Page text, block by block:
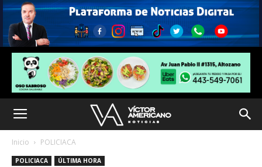
Inicio POLICIACA
POLICIACA ÚLTIMA HORA